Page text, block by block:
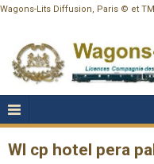
Wagons-Lits Diffusion, Paris © et
Wl cp hotel pera